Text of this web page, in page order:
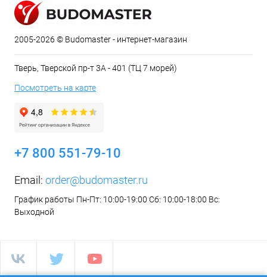
2005-2026 © Budomaster - интернет-магазин
Тверь, Тверской пр-т 3А - 401 (ТЦ 7 морей)
Посмотреть на карте
+7 800 551-79-10
Email: order@budomaster.ru
График работы Пн-Пт: 10:00-19:00 Сб: 10:00-18:00 Вс:
Выходной